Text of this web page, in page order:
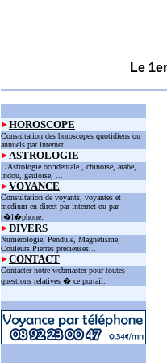
Le
HOROSCOPE
Consultation des horoscopes quotidiens ou
annuels par internet.
ASTROLOGIE
L'Astrologie occidentale , chinoise, arabe,
indou, gauloise, ...
VOYANCE
Consultation de voyants, voyantes et
medium en direct par internet ou par
t�l�phone.
DIVERS
Numerologie, Pendule, Magnetisme,
Couleurs,Pierres precieuses...
CONTACT
Contacter notre webmaster pour toutes
questions relatives � ce portail.